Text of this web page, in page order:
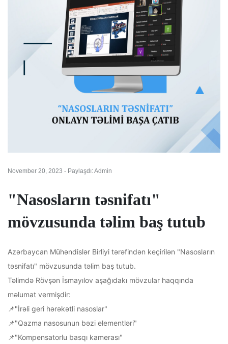
November 20, 2023 - Paylaşdı: Admin
"Nasosların təsnifatı"
mövzusunda təlim baş tutub
Azərbaycan Mühəndislər Birliyi tərəfindən keçirilən "Nasosların
təsnifatı" mövzusunda təlim baş tutub.
Təlimdə Rövşən İsmayılov aşağıdakı mövzular haqqında
məlumat vermişdir:
📌"İrəli geri hərəkətli nasoslar"
📌"Qazma nasosunun bəzi elementləri"
📌"Kompensatorlu basqı kamerası"